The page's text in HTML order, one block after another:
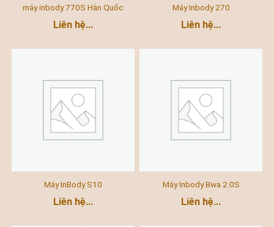
máy inbody 770S Hàn Quốc
Liên hệ...
Máy Inbody 270
Liên hệ...
Máy InBody S10
Liên hệ...
Máy Inbody Bwa 2.0S
Liên hệ...